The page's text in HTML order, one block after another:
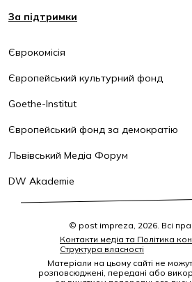
За підтримки
Єврокомісія
Європейський культурний фонд
Goethe-Institut
Європейський фонд за демократію
Львівський Медіа Форум
DW Akademie
© post impreza, 2026. Всі
Контакти медіа та Політика
Структура власності
Матеріали на цьому сайті не
розповсюджені, передані або